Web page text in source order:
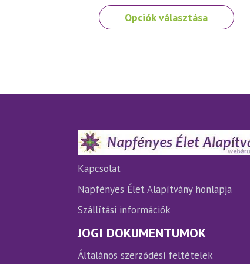
Opciók választása
Ennek
a
A
termékoldalon
választhatók
Kapcsolat
Napfényes Élet Alapítvány honlapja
Szállítási információk
JOGI DOKUMENTUMOK
Általános szerződési feltételek